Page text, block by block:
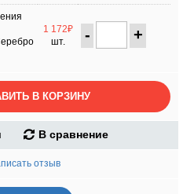
1 172₽
шт.
- +
В КОРЗИНУ
В сравнение
отзыв